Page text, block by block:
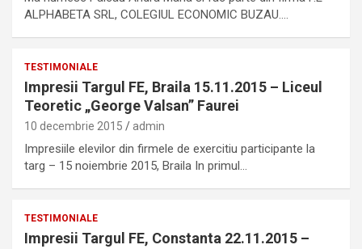
ALPHABETA SRL, COLEGIUL ECONOMIC BUZAU.…
TESTIMONIALE
Impresii Targul FE, Braila 15.11.2015 – Liceul
Teoretic „George Valsan” Faurei
10 decembrie 2015 admin
Impresiile elevilor din firmele de exercitiu participante la
targ – 15 noiembrie 2015, Braila In primul…
TESTIMONIALE
Impresii Targul FE, Constanta 22.11.2015 –